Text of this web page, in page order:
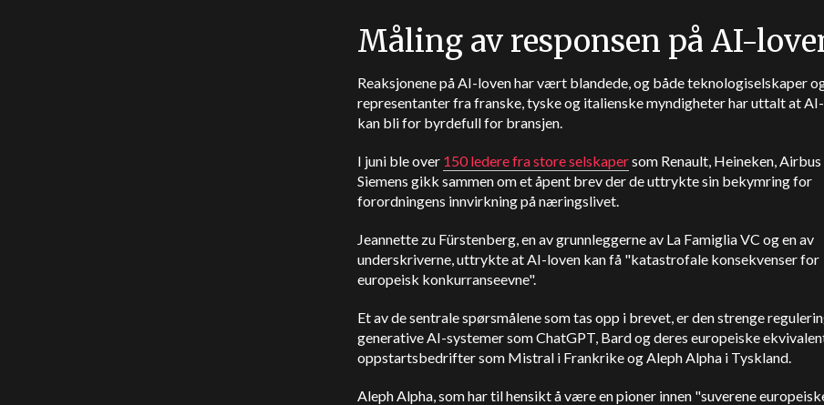
Måling av responsen på AI-
Reaksjonene på AI-loven har vært blandede, og både teknologiselskaper
representanter fra franske, tyske og italienske myndigheter har uttalt at
kan bli for byrdefull for bransjen.
I juni ble over 150 ledere fra store selskapersom Renault, Heineken,
Siemens gikk sammen om et åpent brev der de uttrykte sin bekymring for
forordningens innvirkning på næringslivet.
Jeannette zu Fürstenberg, en av grunnleggerne av La Famiglia VC og en av
underskriverne, uttrykte at AI-loven kan få "katastrofale konsekvenser for
europeisk konkurranseevne".
Et av de sentrale spørsmålene som tas opp i brevet, er den strenge
generative AI-systemer som ChatGPT, Bard og deres europeiske
oppstartsbedrifter som Mistral i Frankrike og Aleph Alpha i Tyskland.
Aleph Alpha, som har til hensikt å være en pioner innen "suverene